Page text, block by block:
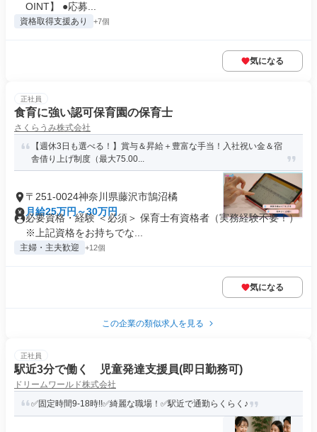
OINT】 ●応募...
資格取得支援あり +7個
気になる
正社員
食育に強い認可保育園の保育士
さくらうみ株式会社
【週休3日も選べる！】賞与＆昇給＋豊富な手当！入社祝い金＆宿
舎借り上げ制度（最大75.00...
〒251-0024神奈川県藤沢市鵠沼橘
月給25万円～30万円
必要資格・経験 ＜必須＞ 保育士有資格者（実務経験不要！）
※上記資格をお持ちでな...
主婦・主夫歓迎 +12個
気になる
この企業の類似求人を見る
正社員
駅近3分で働く 児童発達支援員(即日勤務可)
ドリームワールド株式会社
✅固定時間9-18時!!✅綺麗な職場！✅駅近で通勤らくらく♪